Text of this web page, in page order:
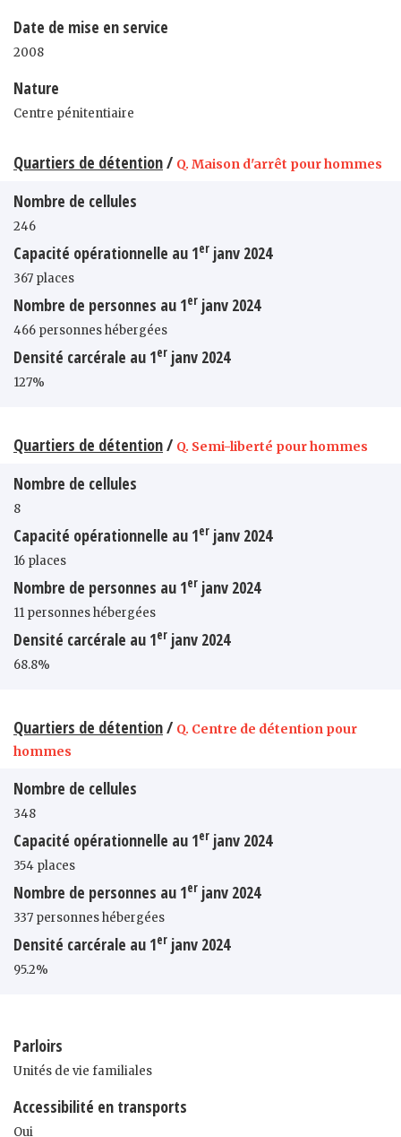
Date de mise en service
2008
Nature
Centre pénitentiaire
Quartiers de détention/ Q. Maison d'arrêt pour hommes
Nombre de cellules
246
Capacité opérationnelle au 1er janv 2024
367 places
Nombre de personnes au 1er janv 2024
466 personnes hébergées
Densité carcérale au 1er janv 2024
127%
Quartiers de détention/ Q. Semi-liberté pour hommes
Nombre de cellules
8
Capacité opérationnelle au 1er janv 2024
16 places
Nombre de personnes au 1er janv 2024
11 personnes hébergées
Densité carcérale au 1er janv 2024
68.8%
Quartiers de détention/ Q. Centre de détention pour
hommes
Nombre de cellules
348
Capacité opérationnelle au 1er janv 2024
354 places
Nombre de personnes au 1er janv 2024
337 personnes hébergées
Densité carcérale au 1er janv 2024
95.2%
Parloirs
Unités de vie familiales
Accessibilité en transports
Oui